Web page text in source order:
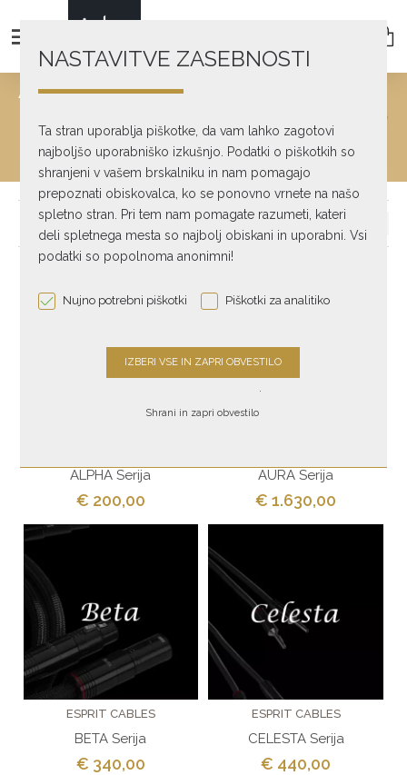
ANALOGNI AVDIO
INTERKONEKTI
Avdio dodatki
Analogni avdio interkonekti
ALPHA Serija
€ 200,00
AURA Serija
€ 1.630,00
ESPRIT CABLES
BETA Serija
€ 340,00
ESPRIT CABLES
CELESTA Serija
€ 440,00
NASTAVITVE ZASEBNOSTI
Ta stran uporablja piškotke, da vam lahko zagotovi
najboljšo uporabniško izkušnjo. Podatki o piškotkih so
shranjeni v vašem brskalniku in nam pomagajo
prepoznati obiskovalca, ko se ponovno vrnete na našo
spletno stran. Pri tem nam pomagate razumeti, kateri
deli spletnega mesta so najbolj obiskani in uporabni. Vsi
podatki so popolnoma anonimni!
Nujno potrebni piškotki Piškotki za analitiko
Shrani in zapri obvestilo
.